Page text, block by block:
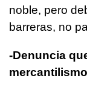
noble, pero
barreras, no
-Denuncia